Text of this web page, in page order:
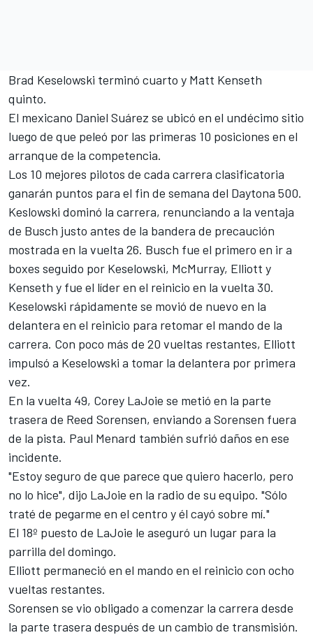
Brad Keselowski terminó cuarto y Matt Kenseth
quinto.
El mexicano Daniel Suárez se ubicó en el undécimo sitio
luego de que peleó por las primeras 10 posiciones en el
arranque de la competencia.
Los 10 mejores pilotos de cada carrera clasificatoria
ganarán puntos para el fin de semana del Daytona 500.
Keslowski dominó la carrera, renunciando a la ventaja
de Busch justo antes de la bandera de precaución
mostrada en la vuelta 26. Busch fue el primero en ir a
boxes seguido por Keselowski, McMurray, Elliott y
Kenseth y fue el líder en el reinicio en la vuelta 30.
Keselowski rápidamente se movió de nuevo en la
delantera en el reinicio para retomar el mando de la
carrera. Con poco más de 20 vueltas restantes, Elliott
impulsó a Keselowski a tomar la delantera por primera
vez.
En la vuelta 49, Corey LaJoie se metió en la parte
trasera de Reed Sorensen, enviando a Sorensen fuera
de la pista. Paul Menard también sufrió daños en ese
incidente.
"Estoy seguro de que parece que quiero hacerlo, pero
no lo hice", dijo LaJoie en la radio de su equipo. "Sólo
traté de pegarme en el centro y él cayó sobre mí."
El 18º puesto de LaJoie le aseguró un lugar para la
parrilla del domingo.
Elliott permaneció en el mando en el reinicio con ocho
vueltas restantes.
Sorensen se vio obligado a comenzar la carrera desde
la parte trasera después de un cambio de transmisión.